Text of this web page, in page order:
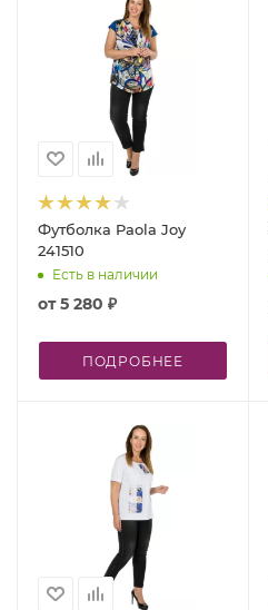
Футболка Paola Joy
241510
Есть в наличии
от5 280 ₽
ПОДРОБНЕЕ